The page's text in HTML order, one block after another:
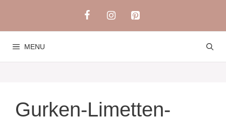
content
MENU
Gurken-Limetten-